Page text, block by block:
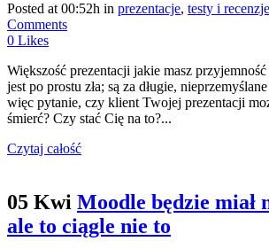
Posted at 00:52h in prezentacje, testy i recenzje
Comments
0 Likes
Większość prezentacji jakie masz
jest po prostu zła; są za długie,
więc pytanie, czy klient Twojej prezentacji
śmierć? Czy stać Cię na to?...
Czytaj całość
05 Kwi Moodle będzie miał
ale to ciągle nie to